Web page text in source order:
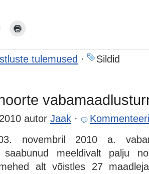
tulemused · Sildid
autor Jaak ·
Kommenteeri
novembril 2010 a.
meeldivalt palju
alt võistles 27